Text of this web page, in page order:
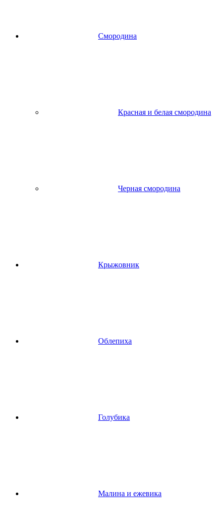
Смородина
Красная и белая смородина
Черная смородина
Крыжовник
Облепиха
Голубика
Малина и ежевика